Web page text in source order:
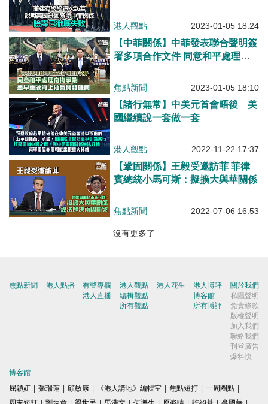
港人觀點 2023-01-05 18:24
【中菲關係】中菲發表聯合聲明簽
署多項合作文件 同意和平處理南
商
焦點新聞 2023-01-05 18:10
【諸行無常】中美元首會晤後 美
國繼續說一套做一套
港人觀點 2022-11-22 17:37
【鞏固關係】王毅受邀訪菲 菲律
賓總統小馬可斯：擬擴大與華關係
焦點新聞 2022-07-06 16:53
沒有更多了
焦點新聞 港人點播
有聲專欄
港人直播
港人觀點
編輯觀點
所有觀點
港人花生
港人博評
博客館
所有博評
關於我們
私隱聲明
免責條款
版權聲明
加入我們
聯絡我們
刊登廣告
爆料快
博客館
屈穎妍
張瑞蓮 顧敏康 《港人講地》編輯室 焦點短打 一周圈點